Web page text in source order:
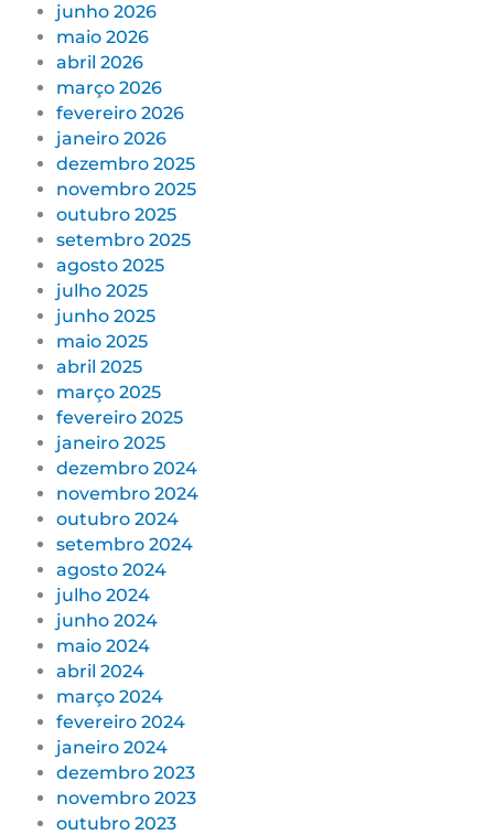
junho 2026
maio 2026
abril 2026
março 2026
fevereiro 2026
janeiro 2026
dezembro 2025
novembro 2025
outubro 2025
setembro 2025
agosto 2025
julho 2025
junho 2025
maio 2025
abril 2025
março 2025
fevereiro 2025
janeiro 2025
dezembro 2024
novembro 2024
outubro 2024
setembro 2024
agosto 2024
julho 2024
junho 2024
maio 2024
abril 2024
março 2024
fevereiro 2024
janeiro 2024
dezembro 2023
novembro 2023
outubro 2023